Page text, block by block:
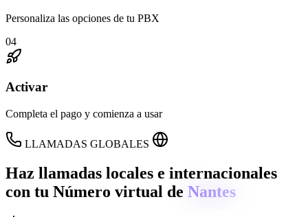
Personaliza las opciones de tu PBX
04
Activar
Completa el pago y comienza a usar
LLAMADAS GLOBALES
Haz llamadas locales e internacionales
con tu Número virtual de Nantes